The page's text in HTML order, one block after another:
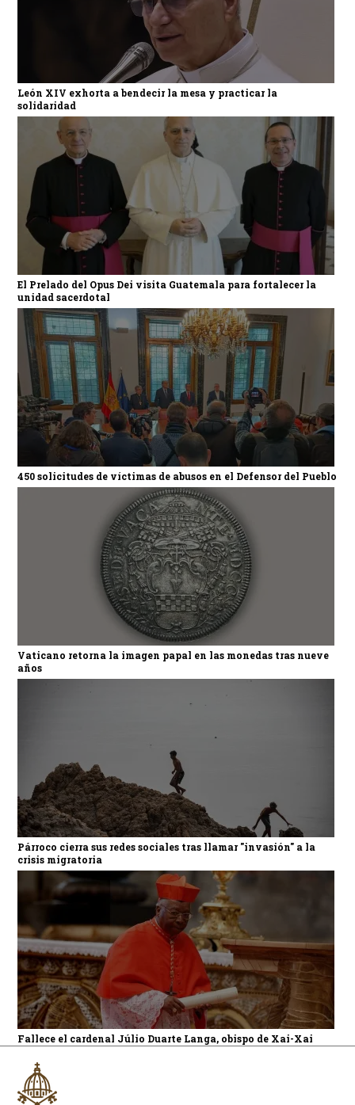
León XIV exhorta a bendecir la mesa y practicar la
solidaridad
El Prelado del Opus Dei visita Guatemala para fortalecer la
unidad sacerdotal
450 solicitudes de víctimas de abusos en el Defensor del Pueblo
Vaticano retorna la imagen papal en las monedas tras nueve
años
Párroco cierra sus redes sociales tras llamar "invasión" a la
crisis migratoria
Fallece el cardenal Júlio Duarte Langa, obispo de Xai-Xai